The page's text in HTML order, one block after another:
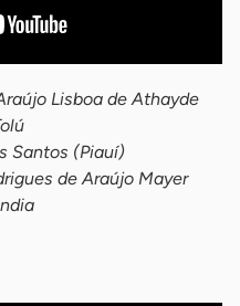
Lisboa de Athayde
Santos (Piauí)
de Araújo Mayer